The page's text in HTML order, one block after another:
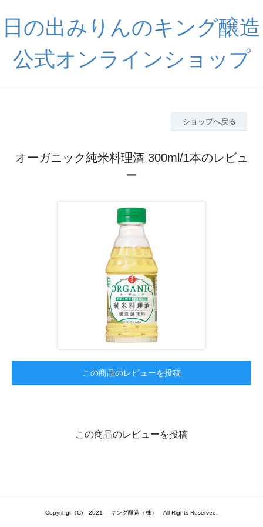
日の出みりんのキング醸造
公式オンラインショップ
ショップへ戻る
オーガニック純米料理酒 300ml/1本のレビュ
ー
この商品のレビューを投稿
この商品のレビューを投稿
Copyrihgt（C) 2021- キング醸造（株） All Rights Reserved.